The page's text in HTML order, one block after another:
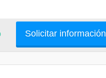
Solicitar información